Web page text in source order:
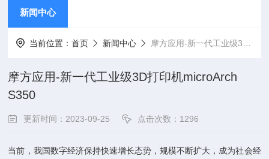
新闻中心
当前位置：首页 新闻中心 摩方应用-新一代工业级3D打印机microArch S350
摩方应用-新一代工业级3D打印机microArch
S350
更新时间：2023-09-25 点击次数：1296
当前，我国数字经济保持快速增长态势，规模不断扩大，成为社会经